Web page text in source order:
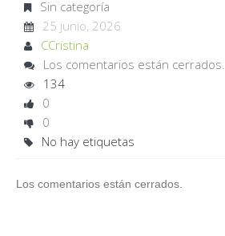
Sin categoría
25 junio, 2026
CCristina
Los comentarios están cerrados.
134
0
0
No hay etiquetas
Los comentarios están cerrados.